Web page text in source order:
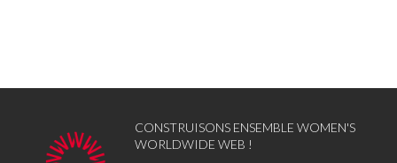
CONSTRUISONS ENSEMBLE WOMEN'S
WORLDWIDE WEB !